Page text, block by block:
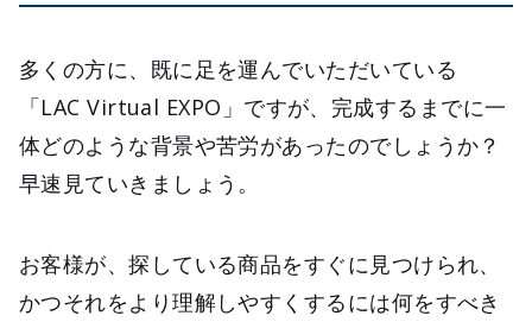
多くの方に、既に足を運んでいただいている
「LAC Virtual EXPO」ですが、完成するまでに一
体どのような背景や苦労があったのでしょうか？
早速見ていきましょう。
お客様が、探している商品をすぐに見つけられ、
かつそれをより理解しやすくするには何をすべき